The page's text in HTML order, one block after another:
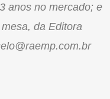
anos no mercado; e
da Editora